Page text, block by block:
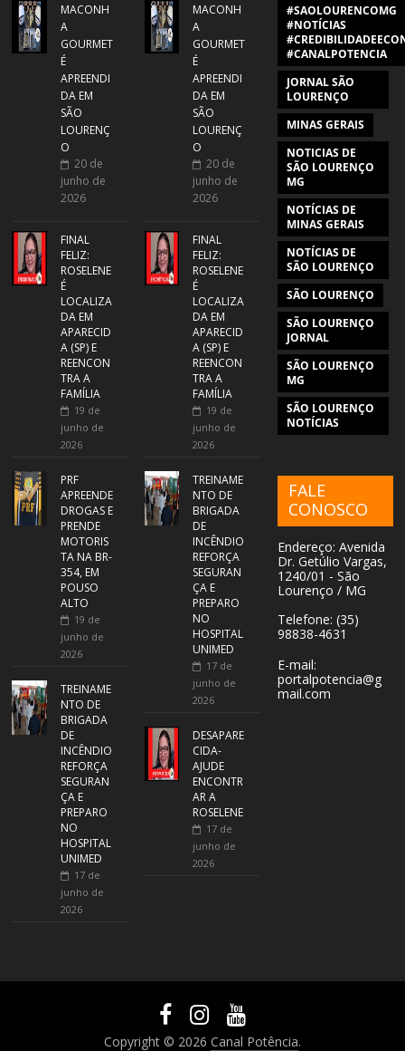
MACONH
A
GOURMET
É
APREENDI
DA EM
SÃO
LOURENÇ
O
20 de
junho de
2026
FINAL
FELIZ:
ROSELENE
É
LOCALIZA
DA EM
APARECID
A (SP) E
REENCON
TRA A
FAMÍLIA
19 de
junho de
2026
PRF
APREENDE
DROGAS E
PRENDE
MOTORIS
TA NA BR-
354, EM
POUSO
ALTO
19 de
junho de
2026
TREINAME
NTO DE
BRIGADA
DE
INCÊNDIO
REFORÇA
SEGURAN
ÇA E
PREPARO
NO
HOSPITAL
UNIMED
17 de
junho de
2026
MACONH
A
GOURMET
É
APREENDI
DA EM
SÃO
LOURENÇ
O
20 de
junho de
2026
FINAL
FELIZ:
ROSELENE
É
LOCALIZA
DA EM
APARECID
A (SP) E
REENCON
TRA A
FAMÍLIA
19 de
junho de
2026
TREINAME
NTO DE
BRIGADA
DE
INCÊNDIO
REFORÇA
SEGURAN
ÇA E
PREPARO
NO
HOSPITAL
UNIMED
17 de
junho de
2026
DESAPARE
CIDA-
AJUDE
ENCONTR
AR A
ROSELENE
17 de
junho de
2026
#SAOLOURENCOMG
#NOTÍCIAS
#CANALPOTENCIA
JORNAL SÃO
LOURENÇO
MINAS GERAIS
NOTICIAS DE
SÃO LOURENÇO
MG
NOTÍCIAS DE
MINAS GERAIS
NOTÍCIAS DE
SÃO LOURENÇO
SÃO LOURENÇO
SÃO LOURENÇO
JORNAL
SÃO LOURENÇO
MG
SÃO LOURENÇO
NOTÍCIAS
FALE
CONOSCO
Endereço: Avenida
Dr. Getúlio Vargas,
1240/01 - São
Lourenço / MG
Telefone: (35)
98838-4631
E-mail:
portalpotencia@g
mail.com
Copyright © 2026 Canal Potência.